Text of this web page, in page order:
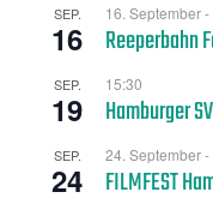
SEP.
16
16. September-
Reeperbahn
SEP.
19
15:30
Hamburger
SEP.
24
24. September-
FILMFEST